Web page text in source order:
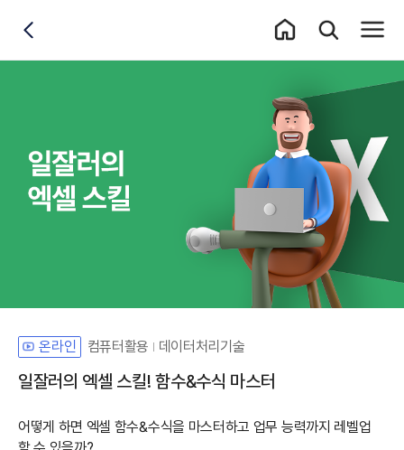
통합검색 레이
전체
뒤로가기
온라인 컴퓨터활용 데이터처리기술
일잘러의 엑셀 스킬! 함수&수식 마스터
어떻게 하면 엑셀 함수&수식을 마스터하고 업무 능력까지 레벨업